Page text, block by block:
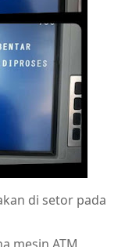
di setor pada